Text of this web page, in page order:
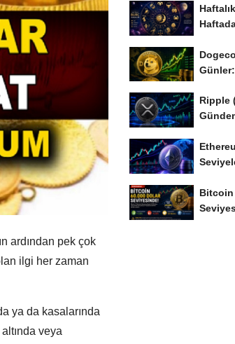
ardından pek çok
ilgi her zaman
ya da kasalarında
veya
de...
Ripple
Bitcoin